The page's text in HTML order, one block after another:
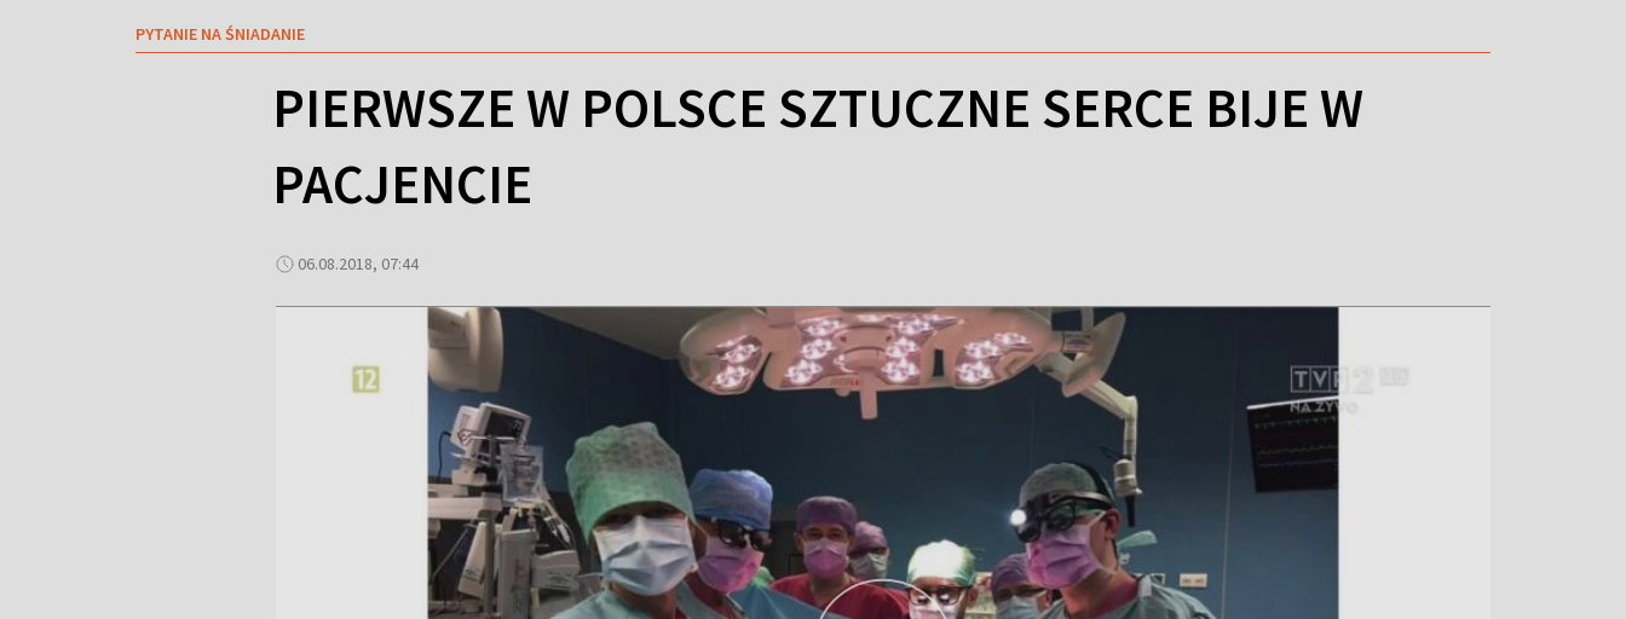
PYTANIE NA ŚNIADANIE
PIERWSZE W POLSCE SZTUCZNE SERCE BIJE W
PACJENCIE
06.08.2018, 07:44